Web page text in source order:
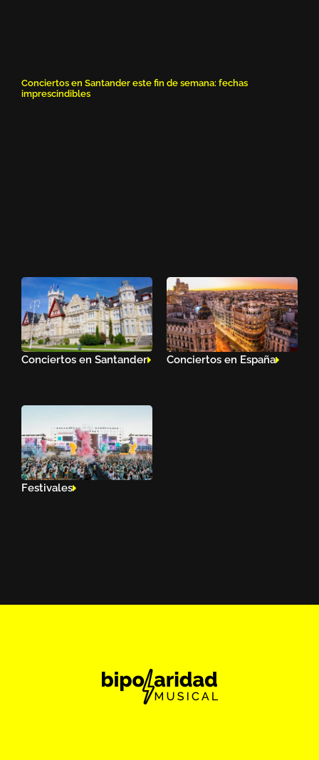
Conciertos en Santander este fin de semana: fechas
imprescindibles
Conciertos en Santander Conciertos en España
Festivales